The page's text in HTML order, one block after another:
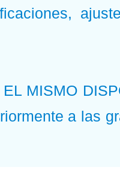
MISMO
a las